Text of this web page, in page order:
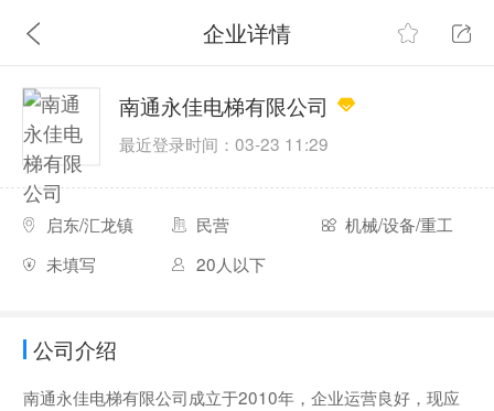
企业详情
南通永佳电梯有限公司
最近登录时间：03-23 11:29
启东/汇龙镇 民营
机械/设备/重工
未填写
20人以下
公司介绍
南通永佳电梯有限公司成立于2010年，企业运营良好，现应